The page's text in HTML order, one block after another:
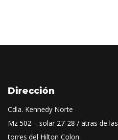
Dirección
Cdla. Kennedy Norte
Mz 502 – solar 27-28 / atras de las
torres del Hilton Colon.